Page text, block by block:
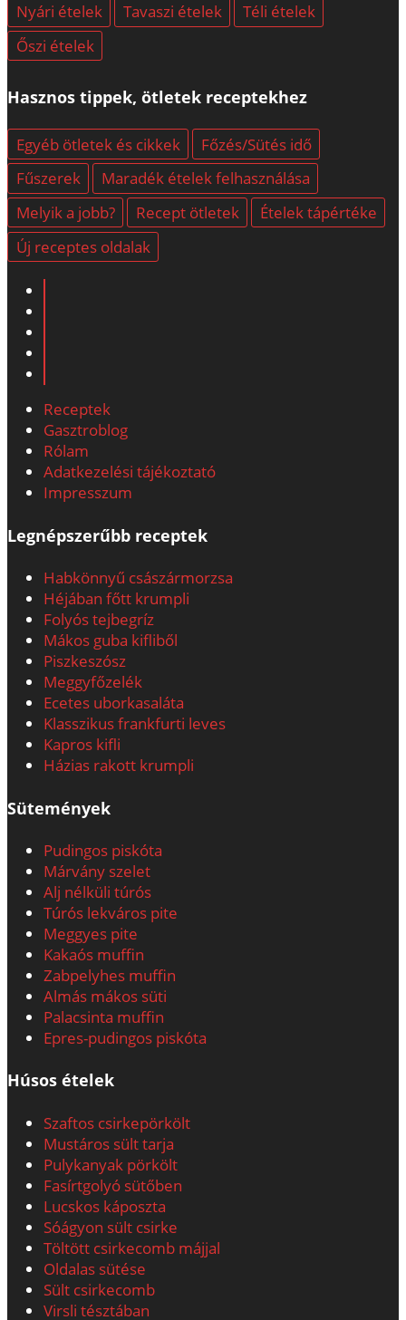
Nyári ételek Tavaszi ételek
Téli ételek
Őszi ételek
Hasznos tippek, ötletek receptekhez
Egyéb ötletek és cikkek
Főzés/Sütés idő
Fűszerek
Maradék ételek felhasználása
Melyik a jobb?
Recept ötletek
Ételek tápértéke
Új receptes oldalak
Receptek
Gasztroblog
Rólam
Adatkezelési tájékoztató
Impresszum
Legnépszerűbb receptek
Habkönnyű császármorzsa
Héjában főtt krumpli
Folyós tejbegríz
Mákos guba kifliből
Piszkeszósz
Meggyfőzelék
Ecetes uborkasaláta
Klasszikus frankfurti leves
Kapros kifli
Házias rakott krumpli
Sütemények
Pudingos piskóta
Márvány szelet
Alj nélküli túrós
Túrós lekváros pite
Meggyes pite
Kakaós muffin
Zabpelyhes muffin
Almás mákos süti
Palacsinta muffin
Epres-pudingos piskóta
Húsos ételek
Szaftos csirkepörkölt
Mustáros sült tarja
Pulykanyak pörkölt
Fasírtgolyó sütőben
Lucskos káposzta
Sóágyon sült csirke
Töltött csirkecomb májjal
Oldalas sütése
Sült csirkecomb
Virsli tésztában